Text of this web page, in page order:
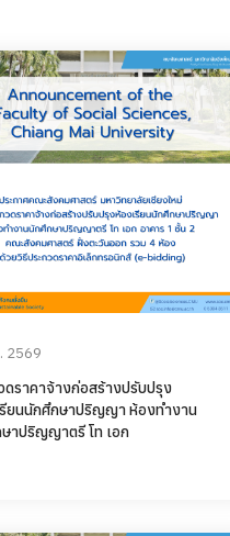
2569
ดราคาจ้างก่อสร้างปรับปรุง
ยนนักศึกษาปริญญา ห้องทำงาน
าปริญญาตรี โท เอก